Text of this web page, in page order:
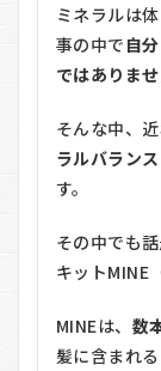
ミネラルは
事の中で 自
ではありませ
そんな中、
ラルバラン
す。
その中でも
キットMINE
MINEは、 数
髪に含まれ